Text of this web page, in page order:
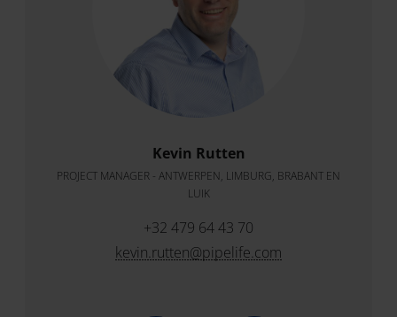
Kevin Rutten
PROJECT MANAGER - ANTWERPEN, LIMBURG, BRABANT EN
LUIK
+32 479 64 43 70
kevin.rutten@pipelife.com